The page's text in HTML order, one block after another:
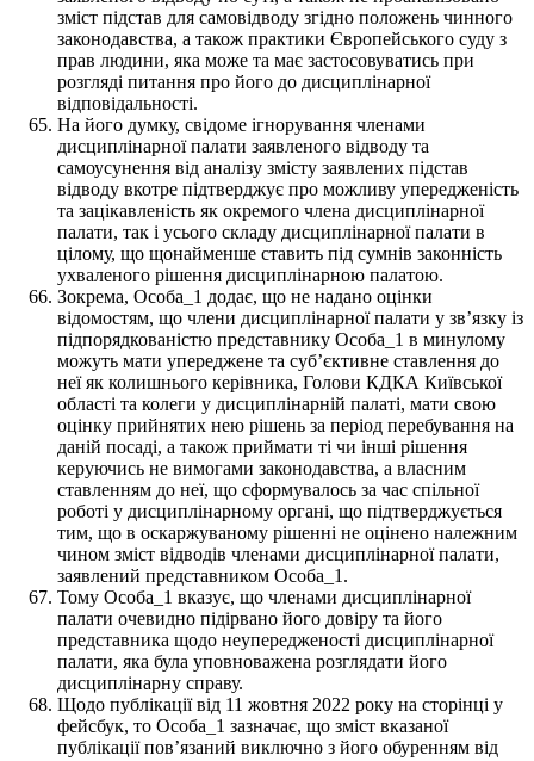
зміст підстав для самовідводу згідно положень чинного
законодавства, а також практики Європейського суду з
прав людини, яка може та має застосовуватись при
розгляді питання про його до дисциплінарної
відповідальності.
На його думку, свідоме ігнорування членами
дисциплінарної палати заявленого відводу та
самоусунення від аналізу змісту заявлених підстав
відводу вкотре підтверджує про можливу упередженість
та зацікавленість як окремого члена дисциплінарної
палати, так і усього складу дисциплінарної палати в
цілому, що щонайменше ставить під сумнів законність
ухваленого рішення дисциплінарною палатою.
Зокрема, Особа_1 додає, що не надано оцінки
відомостям, що члени дисциплінарної палати у звʼязку із
підпорядкованістю представнику Особа_1 в минулому
можуть мати упереджене та суб’єктивне ставлення до
неї як колишнього керівника, Голови КДКА Київської
області та колеги y дисциплінарній палаті, мати свою
оцінку прийнятих нею рішень за період перебування на
даній посаді, а також приймати ті чи інші рішення
керуючись не вимогами законодавства, а власним
ставленням до неї, що сформувалось за час спільної
роботі у дисциплінарному органі, що підтверджується
тим, що в оскаржуваному рішенні не оцінено належним
чином зміст відводів членами дисциплінарної палати,
заявлений представником Особа_1.
Тому Особа_1 вказує, що членами дисциплінарної
палати очевидно підірвано його довіру та його
представника щодо неупередженості дисциплінарної
палати, яка була уповноважена розглядати його
дисциплінарну справу.
Щодо публікації від 11 жовтня 2022 року на сторінці у
фейсбук, то Особа_1 зазначає, що зміст вказаної
публікації пов’язаний виключно з його обуренням від